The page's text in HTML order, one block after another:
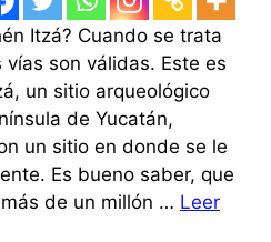
Itzá? Cuando se trata
son válidas. Este es
un sitio arqueológico
de Yucatán,
un sitio en donde se le
Es bueno saber, que
de un millón … Leer